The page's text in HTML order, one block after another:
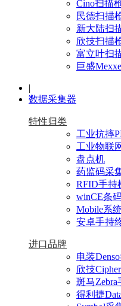
Cino扫描
民德扫描
新大陆扫
欣技扫描
富立叶扫
巨盛
|
数据采集器
特性归类
工业抗摔
工业物联
盘点机
药监码采
RFID手持
winCE条
Mobile系
安卓手持
进口品牌
电装
欣技
斑马Zebra
得利捷